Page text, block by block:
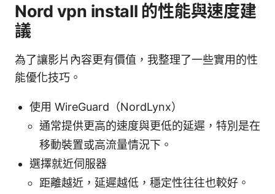
Nord vpn install 的性能與速度建
議
為了讓影片內容更有價值，我整理了一些實用的性
能優化技巧。
使用 WireGuard（NordLynx）
通常提供更高的速度與更低的延遲，特別是在
移動裝置或高流量情況下。
選擇就近伺服器
距離越近，延遲越低，穩定性往往也較好。